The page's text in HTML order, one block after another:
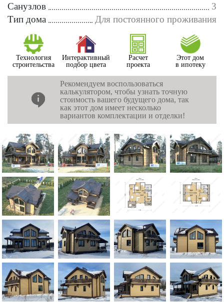
Санузлов
3
Тип дома
Для постоянного проживания
Технология
строительства
Интерактивный
подбор цвета
Расчет
проекта
Этот дом
в ипотеку
Рекомендуем воспользоваться
калькулятором, чтобы узнать точную
стоимость вашего будущего дома, так
как этот дом имеет несколько
вариантов комплектации и отделки!